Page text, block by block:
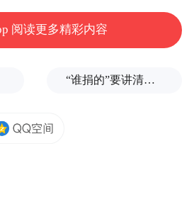
阅读更多精彩内容
“谁捐的”要讲清楚，爱心不能被截胡